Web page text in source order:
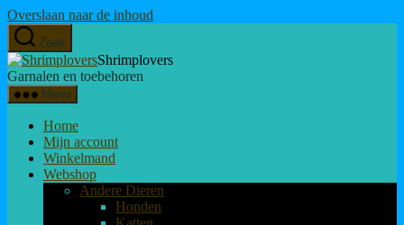
Overslaan naar de inhoud
Zoek
Shrimplovers
Garnalen en toebehoren
Menu
Home
Mijn account
Winkelmand
Webshop
Andere Dieren
Honden